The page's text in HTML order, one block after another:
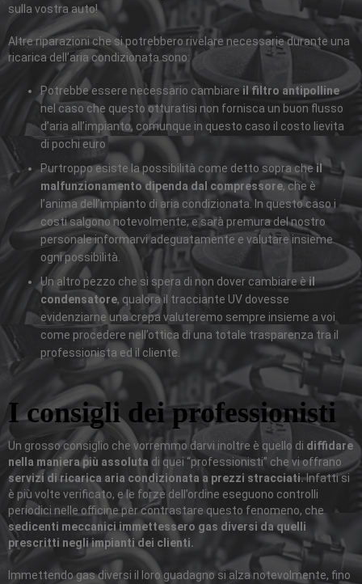
sulla vostra auto!
Altre riparazioni che si potrebbero rivelare necessarie durante una
ricarica dell’aria condizionata sono:
Potrebbe essere necessario cambiare il filtro antipolline
nel caso che questo otturatisi non fornisca un buon flusso
d’aria all’impianto, comunque in questo caso il costo lievita
di pochi euro
Purtroppo esiste la possibilità come detto sopra che il
malfunzionamento dipenda dal compressore, che è
l’anima dell’impianto di aria condizionata. In questo caso i
costi salgono notevolmente, e sarà premura del nostro
personale informarvi adeguatamente e valutare insieme
ogni possibilità.
Un altro pezzo che si spera di non dover cambiare èil
condensatore, qualora il tracciante UV dovesse
evidenziarne una crepa valuteremo sempre insieme a voi
come procedere nell’ottica di una totale trasparenza tra il
professionista ed il cliente.
I consigli dei professionisti
Un grosso consiglio che vorremmo darvi inoltre è quello di diffidare
nella maniera più assoluta di quei “professionisti” che vi offrano
servizi di ricarica aria condizionata a prezzi stracciati.Infatti si
è più volte verificato, e le forze dell’ordine eseguono controlli
periodici nelle officine per contrastare questo fenomeno, che
sedicenti meccanici immettessero gas diversi da quelli
prescritti negli impianti dei clienti.
Immettendo gas diversi il loro guadagno si alza notevolmente, fino